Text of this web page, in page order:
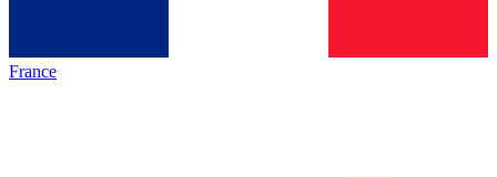
France